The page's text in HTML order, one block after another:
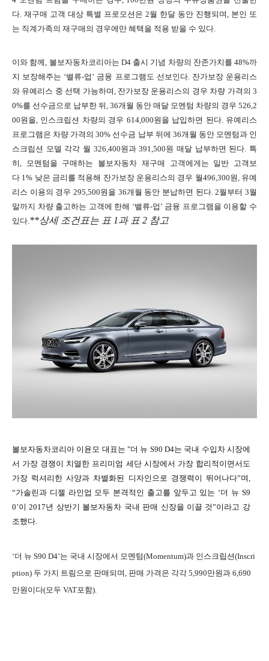
다. 재구매 고객 대상 특별 프로모션은 2월 한달 동안 진행되며, 본인 또
는 직계가족의 재구매의 경우에만 혜택을 적용 받을 수 있다.
이와 함께, 볼보자동차코리아는 D4 출시 기념 차량의 잔존가치를 48%까
지 보장해주는 ‘밸류-업 ’ 금융 프로그램도 선보인다. 잔가보장 운용리스
와 유예리스 중 선택 가능하며, 잔가보장 운용리스의 경 우 차량 가격의 3
0%를 선수금으로 납부한 뒤, 36개월 동안 매달 모멘텀 차량의 경우 526,2
00원을, 인스크립션 차량의 경우 614,000원을 납입하면 된다. 유예리스
프로그램은 차량 가격의 30% 선수금 납부 뒤에 36개월 동안 모멘텀과 인
스크립션 모델 각각 월 326,400원과391,500원 매달 납부하면 된다. 특
히, 모멘텀을 구매하는 볼보자동차 재구매 고객에게는 일반 고객보
다 1% 낮은 금리를 적용해 잔가보장 운용리스의 경우 월496,300원, 유예
리스 이용의 경우 295,500원을 36개월 동안 분납하면 된다.2월부터 3월
말까지 차량 출고하는 고객에 한해 ‘밸류-업 ’ 금융 프로그램을 이용할 수
있다.**상세 조건표는 표1과 표2 참고
볼보자동차코리아 이윤모 대표는 "더 뉴 S90 D4는 국내 수입차 시장에
서 가장 경쟁이 치열한 프리미엄 세단 시장에서 가장 합리적이면서도
가장 럭셔리한 사양과 차별화된 디자인으로 경쟁력이 뛰어나다”며
“가솔린과 디젤 라인업 모두 본격적인 출고를 앞두고 있는 ‘더 뉴 S9
0’이 2017년 상반기 볼보자동차 국내 판매 신장을 이끌 것”이라고 강
조했다
‘더 뉴 S90 D4’는 국내 시장에서 모멘텀(Momentum)과 인스크립션(Inscri
ption) 두 가지 트림으로 판매되며 판매 가격은 각각 5,990만원과 6,690
만원이다(모두 VAT포함).